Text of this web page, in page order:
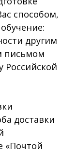
способом,
другим
письмом
Российской
доставки
«Почтой